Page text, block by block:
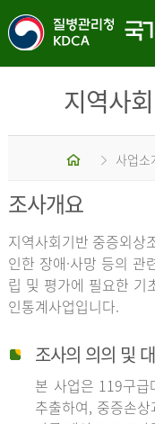
지역사
홈 사업소
조사개요
지역사회기반 중증외상
인한 장애·사망 등의
립 및 평가에 필요한 기
인통계사업입니다.
조사의 의의 및
본 사업은 119구급
추출하여, 중증손